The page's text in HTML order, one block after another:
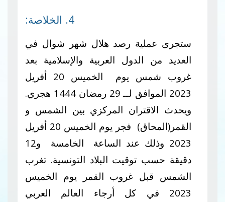
4. الخلاصة:
ستجرى عملية رصد هلال شهر شوال في
العديد من الدول العربية والإسلامية بعد
غروب شمس يوم الخميس 20 أفريل
2023 الموافق لــ 29 رمضان 1444 هجري.
ويحدث الاقتران المركزي بين الشمس و
القمر(المحاق) فجر يوم الخميس 20 أفريل
2023 وذلك عند الساعة الخامسة و12
دقيقة حسب توقيت البلاد التونسية. تغرب
الشمس قبل غروب القمر يوم الخميس
2023 في كل أرجاء العالم العربي